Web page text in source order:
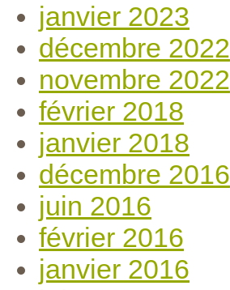
janvier 2023
décembre 2022
novembre 2022
février 2018
janvier 2018
décembre 2016
juin 2016
février 2016
janvier 2016